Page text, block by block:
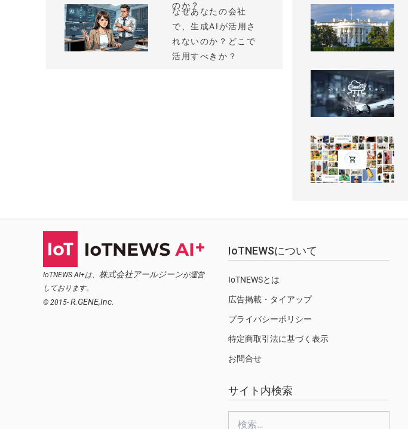
のか？
なぜあなたの会社
で、生成AIが活用さ
れないのか？どこで
活用すべきか？
IoTNEWS AI+は、 株式会社アールジーンが運営
しております。
© 2015- R.GENE,Inc.
IoTNEWSについて
IoTNEWSとは
広告掲載・タイアップ
プライバシーポリシー
特定商取引法に基づく表示
お問合せ
サイト内検索